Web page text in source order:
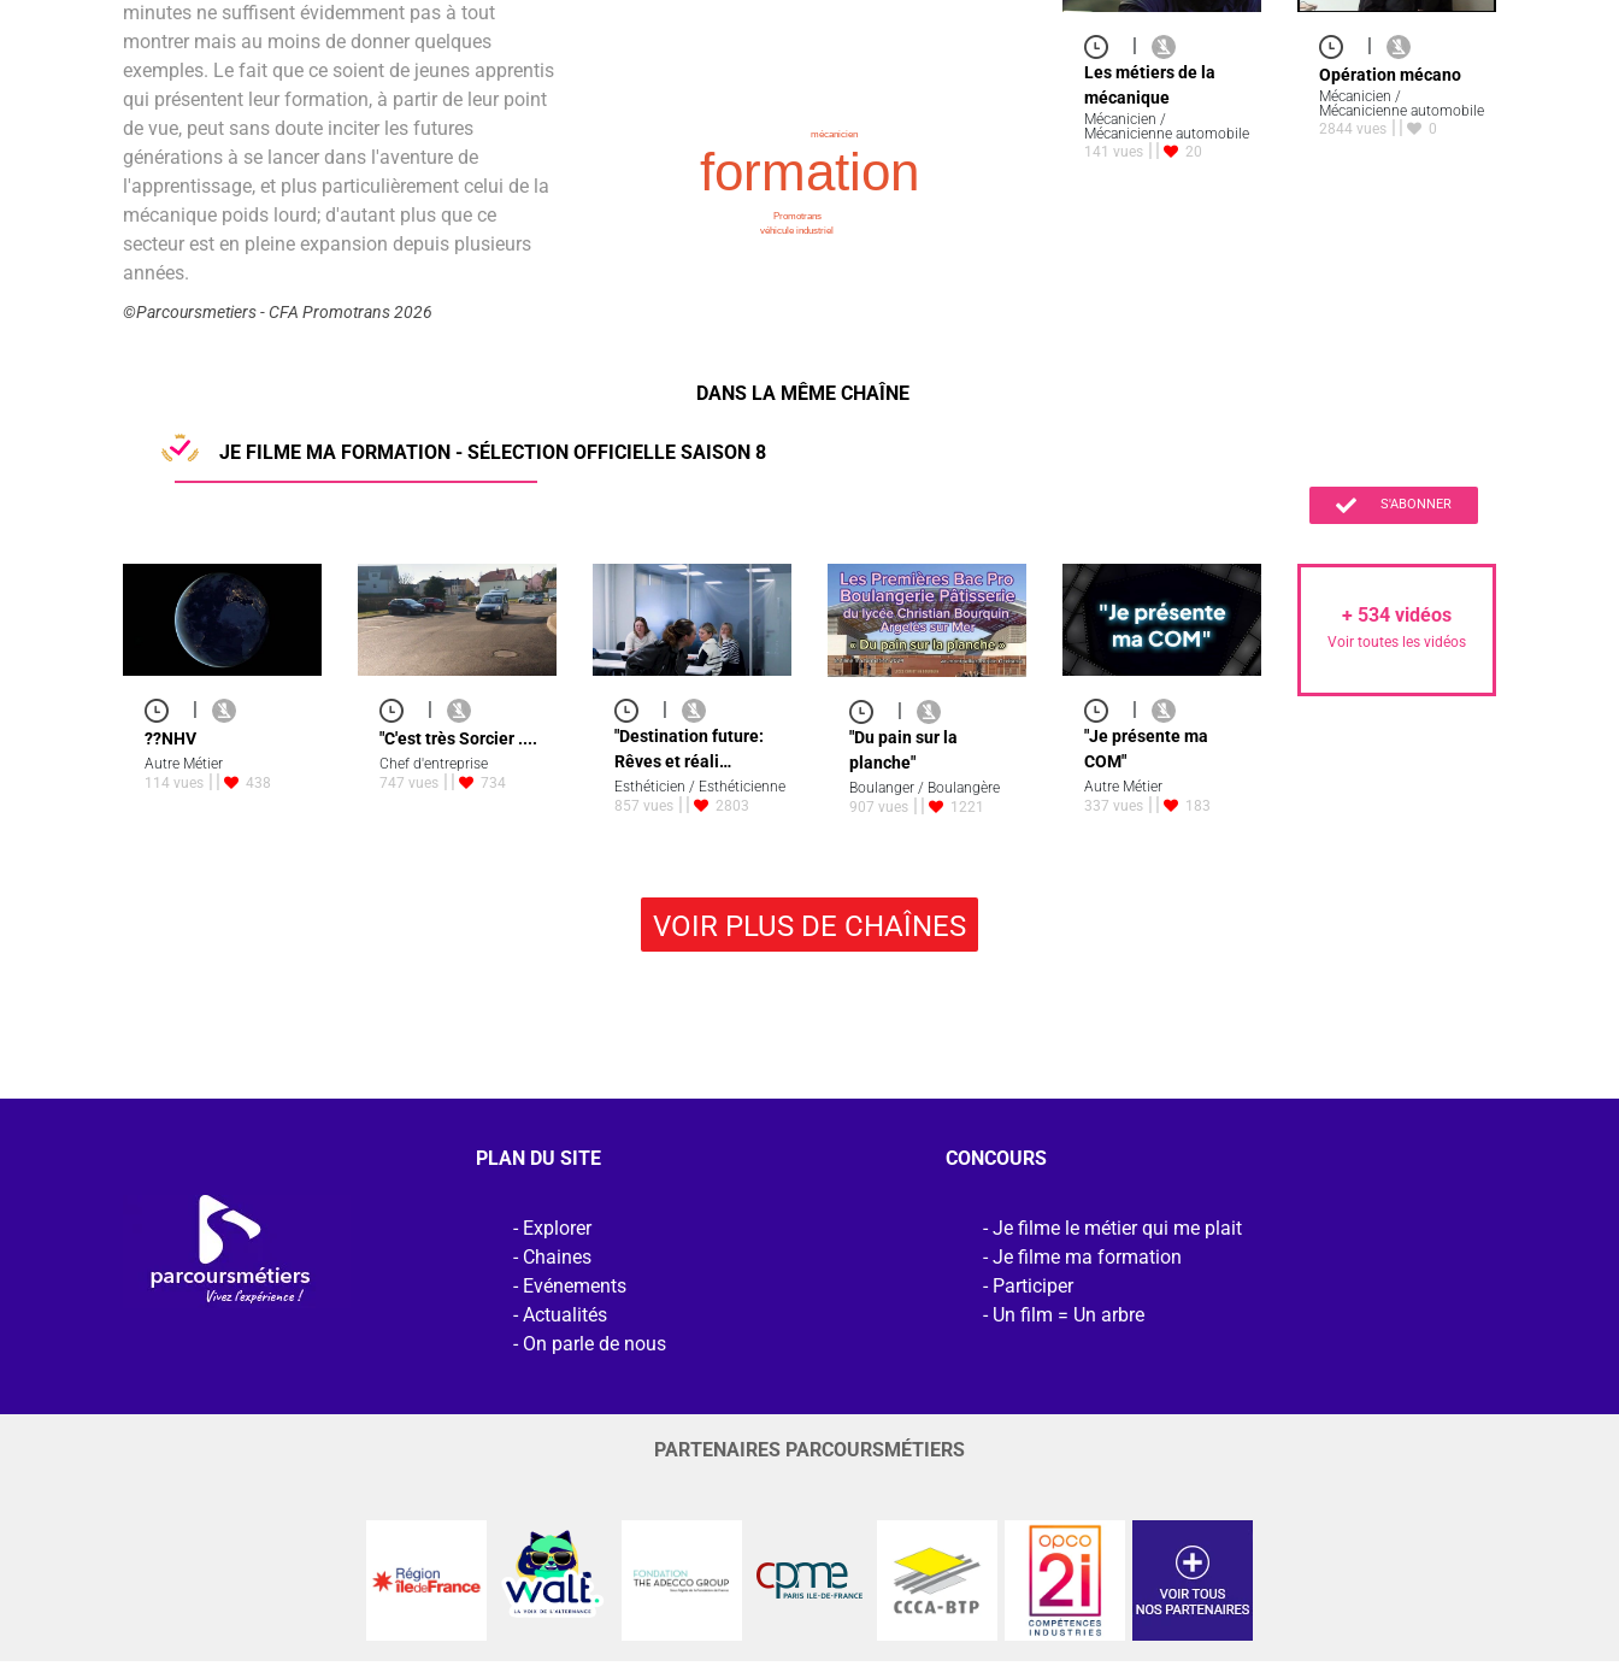
minutes ne suffisent évidemment pas à tout
montrer mais au moins de donner quelques
exemples. Le fait que ce soient de jeunes apprentis
qui présentent leur formation, à partir de leur point
de vue, peut sans doute inciter les futures
générations à se lancer dans l'aventure de
l'apprentissage, et plus particulièrement celui de la
mécanique poids lourd; d'autant plus que ce
secteur est en pleine expansion depuis plusieurs
années.
©Parcoursmetiers - CFA Promotrans 2026
formation
mécanicien
Promotrans
véhicule industriel
Les métiers de la
mécanique
Mécanicien /
Mécanicienne automobile
141 vues
20
Opération mécano
Mécanicien /
Mécanicienne automobile
2844 vues
0
DANS LA MÊME CHAÎNE
JE FILME MA FORMATION - SÉLECTION OFFICIELLE SAISON 8
S'ABONNER
??NHV
Autre Métier
114 vues
438
"C'est très Sorcier ....
Chef d'entreprise
747 vues
734
"Destination future:
Rêves et réali…
Esthéticien / Esthéticienne
857 vues
2803
|
"Du pain sur la
planche"
Boulanger / Boulangère
907 vues
1221
"Je présente ma
COM"
Autre Métier
337 vues
183
+ 534 vidéos
Voir toutes les vidéos
VOIR PLUS DE CHAÎNES
PLAN DU SITE
Explorer
Chaines
Evénements
Actualités
On parle de nous
CONCOURS
Je filme le métier qui me plait
Je filme ma formation
Participer
Un film = Un arbre
PARTENAIRES PARCOURSMÉTIERS